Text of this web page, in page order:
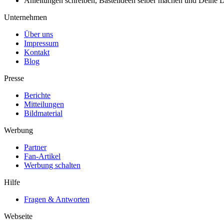
Unternehmen
Über uns
Impressum
Kontakt
Blog
Presse
Berichte
Mitteilungen
Bildmaterial
Werbung
Partner
Fan-Artikel
Werbung schalten
Hilfe
Fragen & Antworten
Webseite